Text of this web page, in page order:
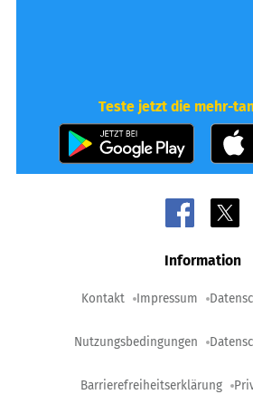
Teste jetzt die mehr-
Information
Kontakt Impressum
Nutzungsbedingungen
Barrierefreiheitserklärung